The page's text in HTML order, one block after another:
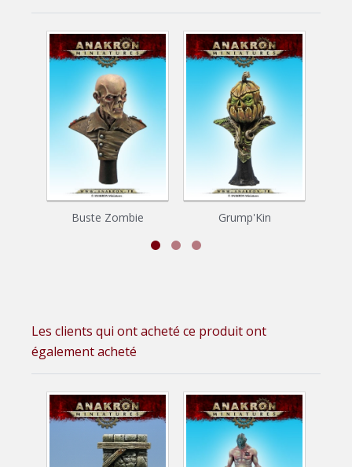
Buste Zombie Grump'Kin
Les clients qui ont acheté ce produit ont
également acheté